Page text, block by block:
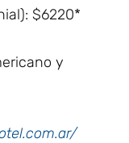
$6220*
y